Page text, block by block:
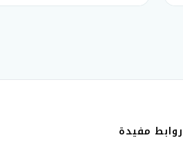
روابط مفيدة